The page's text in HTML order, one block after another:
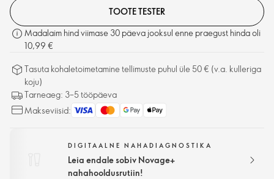
TOOTE TESTER
Madalaim hind viimase 30 päeva jooksul enne praegust hinda oli
10,99 €
Tasuta kohaletoimetamine tellimuste puhul üle 50 € (v.a. kulleriga
koju)
Tarneaeg: 3–5 tööpäeva
Makseviisid:
DIGITAALNE NAHADIAGNOSTIKA
Leia endale sobiv Novage+
nahahooldusrutiin!